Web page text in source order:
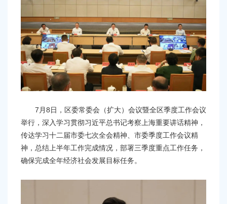
7月8日，区委常委会（扩大）会议暨全区季度工作会议
举行，深入学习贯彻习近平总书记考察上海重要讲话精神，
传达学习十二届市委七次全会精神、市委季度工作会议精
神，总结上半年工作完成情况，部署三季度重点工作任务，
确保完成全年经济社会发展目标任务。